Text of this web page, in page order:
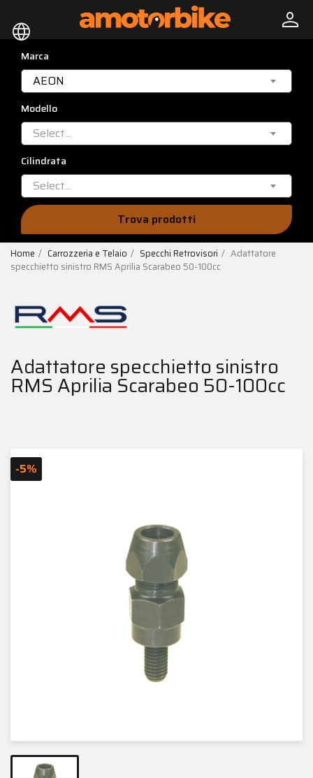
language person
Marca
AEON
Modello
Select...
Cilindrata
Select...
Trova prodotti
Home Carrozzeria e Telaio Specchi Retrovisori
Adattatore
specchietto sinistro RMS Aprilia Scarabeo 50-100cc
Adattatore specchietto sinistro
RMS Aprilia Scarabeo 50-100cc
-5%